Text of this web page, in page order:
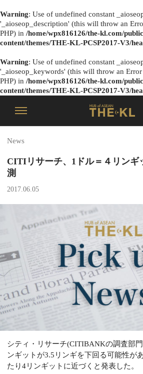
Warning: Use of undefined constant
'_aioseop_description' (this will throw an
PHP) in /home/wpx816126/the-kl.com/
content/themes/THE-KL-PCSP2017-V3/
Warning: Use of undefined constant
'_aioseop_keywords' (this will throw an
PHP) in /home/wpx816126/the-kl.com/
content/themes/THE-KL-PCSP2017-V3/
News
CITIリサーチ、1ドル＝４リンギ
測
2017.06.05
シティ・リサーチ(CITIBANKの調査部
ンギットが3.5リンギを下回る可能性が
たり4リンギットに近づくと発表した。